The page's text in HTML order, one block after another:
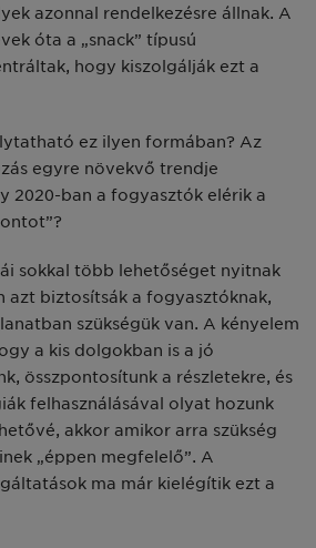
azonnal rendelkezésre állnak. A
óta a „snack” típusú
hogy kiszolgálják ezt a
ez ilyen formában? Az
egyre növekvő trendje
2020-ban a fogyasztók elérik a
sokkal több lehetőséget nyitnak
azt biztosítsák a fogyasztóknak,
szükségük van. A kényelem
a kis dolgokban is a jó
összpontosítunk a részletekre, és
felhasználásával olyat hozunk
akkor amikor arra szükség
„éppen megfelelő”. A
ma már kielégítik ezt a